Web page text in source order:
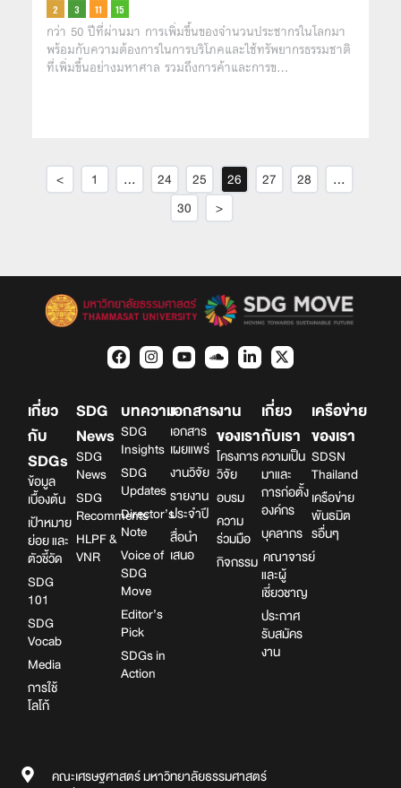
กว่า 50 ปีที่ผ่านมา การเพิ่มขึ้นของจำนวนประชากรในโลกมา
พร้อมกับความต้องการในการบริโภคและใช้ทรัพยากรธรรมชาติ
ที่เพิ่มขึ้นอย่างมหาศาล รวมถึงการค้าและการข…
< 1 … 24 25 26 27 28
…
30
>
เกี่ยว
กับ
SDGs
ข้อมูล
เบื้องต้น
เป้าหมาย
ย่อย และ
ตัวชี้วัด
SDG
101
SDG
Vocab
Media
การใช้
โลโก้
SDG
News
SDG
News
SDG
Recomments
HLPF &
VNR
บทความ
SDG
Insights
SDG
Updates
Director’s
Note
Voice of
SDG
Move
Editor’s
Pick
SDGs in
Action
เอกสาร
เอกสาร
เผยแพร่
งานวิจัย
รายงาน
ประจำปี
สื่อนำ
เสนอ
งาน
ของเรา
โครงการ
วิจัย
อบรม
ความ
ร่วมมือ
กิจกรรม
เกี่ยว
กับเรา
ความเป็น
มาและ
การก่อตั้ง
องค์กร
บุคลากร
คณาจารย์
และผู้
เชี่ยวชาญ
ประกาศ
รับสมัคร
งาน
เครือข่าย
ของเรา
SDSN
Thailand
เครือข่าย
พันธมิต
รอื่นๆ
คณะเศรษฐศาสตร์ มหาวิทยาลัยธรรมศาสตร์